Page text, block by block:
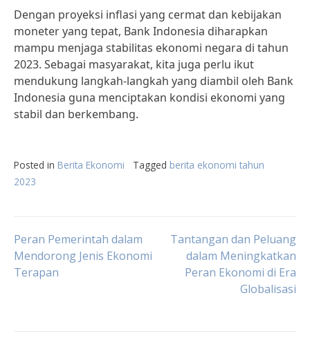
Dengan proyeksi inflasi yang cermat dan kebijakan
moneter yang tepat, Bank Indonesia diharapkan
mampu menjaga stabilitas ekonomi negara di tahun
2023. Sebagai masyarakat, kita juga perlu ikut
mendukung langkah-langkah yang diambil oleh Bank
Indonesia guna menciptakan kondisi ekonomi yang
stabil dan berkembang.
Posted in Berita Ekonomi Tagged berita ekonomi tahun
2023
Post
navigation
Peran Pemerintah dalam
Mendorong Jenis Ekonomi
Terapan
Tantangan dan Peluang
dalam Meningkatkan
Peran Ekonomi di Era
Globalisasi